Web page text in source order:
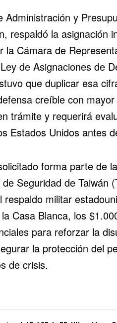
Administración y
respaldó la asignación
la Cámara de
de Asignaciones de
que duplicar esa
creíble con
trámite y requerirá
Estados Unidos antes
forma parte de
Seguridad de Taiwán
respaldo militar
Casa Blanca, los
para reforzar la
la protección del
de crisis.